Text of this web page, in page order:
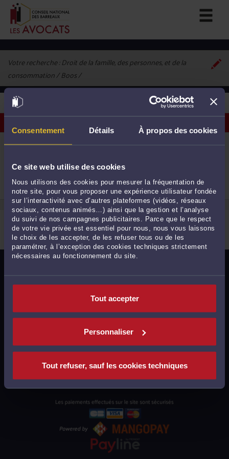
Consentement Détails À propos des cookies
Ce site web utilise des cookies
Nous utilisons des cookies pour mesurer la fréquentation de
notre site, pour vous proposer une expérience utilisateur fondée
sur l’interactivité avec d’autres plateformes (vidéos, réseaux
sociaux, contenus animés…) ainsi que la gestion et l’analyse
du suivi de nos campagnes publicitaires. Parce que le respect
de votre vie privée est essentiel pour nous, nous vous laissons
le choix de les accepter, de les refuser tous ou de les
paramétrer, à l’exception des cookies techniques strictement
nécessaires au fonctionnement du site.
Tout accepter
Personnaliser
Tout refuser, sauf les cookies techniques
Votre recherche :Droit de la famille, des personnes, et de la
consommation / Boos
avocat correspondant à vos critères
1
ME SYLVIE MOMBELLET
Accepte les consultations vidéo
Droit de la famille, des personnes et de leur
patrimoine
Droit international et de l'Union européenne
MENTIONS LÉGALES
POLITIQUE DE CONFIDENTIALITÉ
POLITIQUE DES COOKIES
CGU AVOCATS
CGUV UTILISATEURS
PLAN DU SITE